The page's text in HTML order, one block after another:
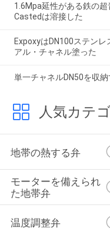
1.6Mpa延性がある鉄の
Castedは溶接した
ExpoxyはDN100ステン
アル・チャネル塗った
単一チャネルDN50を収
人気カテ
地帯の熱する弁
モーターを備えられ
た地帯弁
温度調整弁